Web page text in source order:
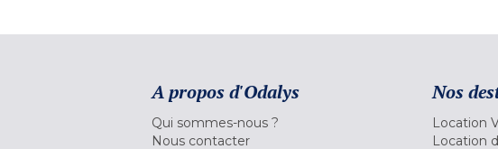
A propos d'Odalys
Qui sommes-nous ?
Nous contacter
Nos
Location
Location